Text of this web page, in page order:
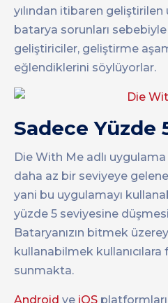
yılından itibaren
batarya sorunları
geliştiriciler, geliştirme
eğlendiklerini söylüyorlar.
Sadece Yüzde
Die With Me adlı uygulama
daha az bir seviyeye
yani bu uygulamayı
yüzde 5 seviyesine
Bataryanızın bitmek
kullanabilmek kullanıcılara
sunmakta.
Android ve iOS